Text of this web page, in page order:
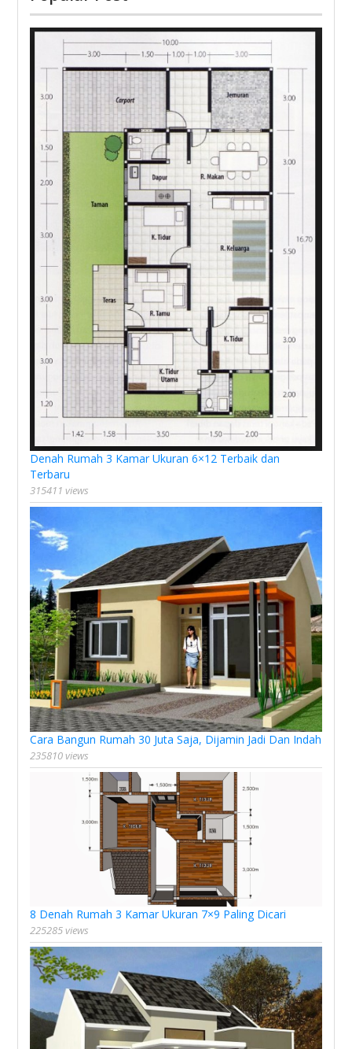
Denah Rumah 3 Kamar Ukuran 6×12 Terbaik dan
Terbaru
315411 views
Cara Bangun Rumah 30 Juta Saja, Dijamin Jadi Dan Indah
235810 views
8 Denah Rumah 3 Kamar Ukuran 7×9 Paling Dicari
225285 views